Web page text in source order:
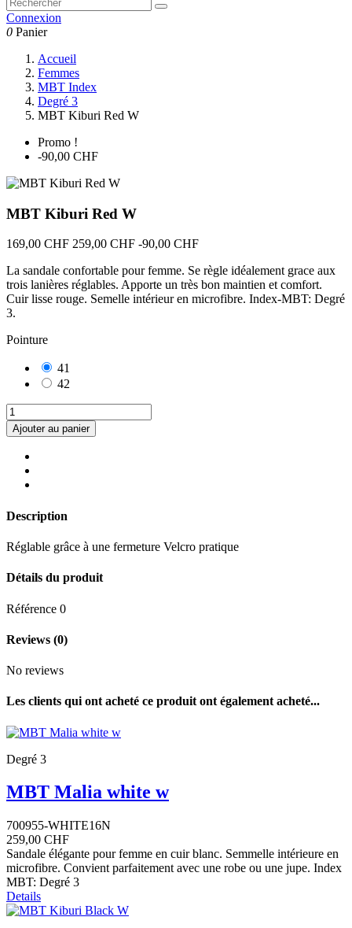
Connexion
0 Panier
Accueil
Femmes
MBT Index
Degré 3
MBT Kiburi Red W
Promo !
-90,00 CHF
MBT Kiburi Red W
169,00 CHF 259,00 CHF -90,00 CHF
La sandale confortable pour femme. Se règle idéalement grace aux
trois lanières réglables. Apporte un très bon maintien et comfort.
Cuir lisse rouge. Semelle intérieur en microfibre. Index-MBT: Degré
3.
Pointure
41
42
Ajouter au panier
Description
Réglable grâce à une fermeture Velcro pratique
Détails du produit
Référence 0
Reviews (0)
No reviews
Les clients qui ont acheté ce produit ont également acheté...
Degré 3
MBT Malia white w
700955-WHITE16N
259,00 CHF
Sandale élégante pour femme en cuir blanc. Semmelle intérieure en
microfibre. Convient parfaitement avec une robe ou une jupe. Index
MBT: Degré 3
Details